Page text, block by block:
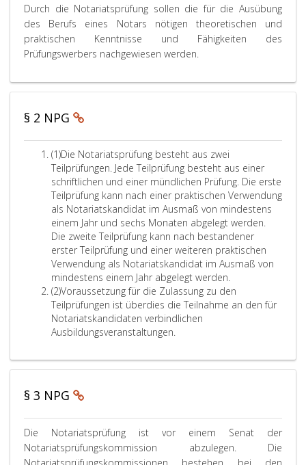
P
a
r
a
g
a
h
i
Durch die Notariatsprüfung sollen die für die Ausübung
des Berufs eines Notars nötigen theoretischen und
praktischen Kenntnisse und Fähigkeiten des
Prüfungswerbers nachgewiesen werden.
§ 2 NPG
(1)A
b
s
a
t
z
e
i
n
s
Die Notariatsprüfung besteht aus zwei
Teilprüfungen. Jede Teilprüfung besteht aus einer
schriftlichen und einer mündlichen Prüfung. Die erste
Teilprüfung kann nach einer praktischen Verwendung
als Notariatskandidat im Ausmaß von mindestens
einem Jahr und sechs Monaten abgelegt werden.
Die zweite Teilprüfung kann nach bestandener
erster Teilprüfung und einer weiteren praktischen
Verwendung als Notariatskandidat im Ausmaß von
mindestens einem Jahr abgelegt werden.
(2)A
b
s
a
z
2
Voraussetzung für die Zulassung zu den
Teilprüfungen ist überdies die Teilnahme an den für
Notariatskandidaten verbindlichen
Ausbildungsveranstaltungen.
§ 3 NPG
P
a
r
Die Notariatsprüfung ist vor einem Senat der
Notariatsprüfungskommission abzulegen. Die